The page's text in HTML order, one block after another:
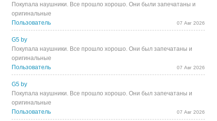
Покупала наушники. Все прошло хорошо. Они были запечатаны и
оригинальные
Пользователь
07 Авг 2026
G5 by
Покупала наушники. Все прошло хорошо. Они был запечатаны и
оригинальные
Пользователь
07 Авг 2026
G5 by
Покупала наушники. Все прошло хорошо. Они был запечатаны и
оригинальные
Пользователь
07 Авг 2026